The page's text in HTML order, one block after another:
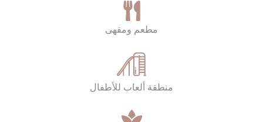
مطعم ومقهى
منطقة ألعاب للأطفال